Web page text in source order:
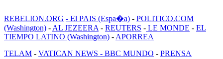
REBELION.ORG - El PAIS (Espa�a) - POLITICO.COM
(Washington) - AL JEZEERA - REUTERS - LE MONDE - EL
TIEMPO LATINO (Washington) - APORREA
TELAM - VATICAN NEWS - BBC MUNDO - PRENSA